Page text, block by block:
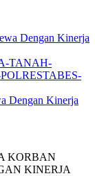
TANAH-
Dengan Kinerja
KORBAN
KINERJA